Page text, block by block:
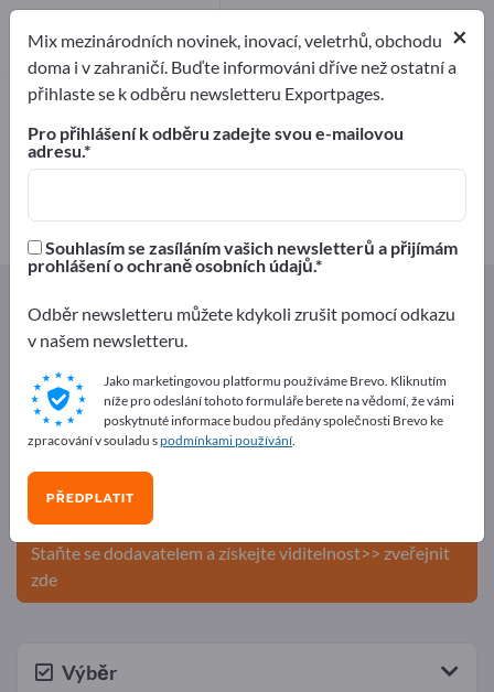
Polyamidové fólie – najděte
výrobce a dodavatele
1 1
1
1
Fólie z umelé hmoty
Polyamidové fólie
Inzerujte zdarma na Exportpages!
Potřeby – Nabídky – Použité zboží – Obchodní kontakty
>> začněte zde
Zveřejněte svou společnost a své
produkty na Exportpages.
Staňte se dodavatelem a získejte viditelnost>> zveřejnit
zde
Výběr
×
Mix mezinárodních novinek, inovací, veletrhů, obchodu
doma i v zahraničí. Buďte informováni dříve než ostatní a
přihlaste se k odběru newsletteru Exportpages.
Pro přihlášení k odběru zadejte svou e-mailovou
adresu.
Souhlasím se zasíláním vašich newsletterů a přijímám
prohlášení o ochraně osobních údajů.
Odběr newsletteru můžete kdykoli zrušit pomocí odkazu
v našem newsletteru.
Jako marketingovou platformu používáme Brevo. Kliknutím
níže pro odeslání tohoto formuláře berete na vědomí, že vámi
poskytnuté informace budou předány společnosti Brevo ke
zpracování v souladu spodmínkami používání.
PŘEDPLATIT